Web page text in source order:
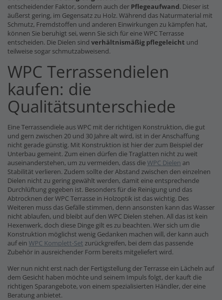
entscheidender Faktor, sondern auch der Pflegeaufwand. Dieser ist
äußerst gering, im Gegensatz zu Holz. Während das Naturmaterial mit
Schmutz, Fremdstoffen und anderen Einwirkungen zu kämpfen hat,
können Sie beruhigt sei, wenn Sie sich für eine WPC Terrasse
entscheiden. Die Dielen sind verhältnismäßig pflegeleicht und
teilweise sogar schmutzabweisend.
WPC Terrassendielen
kaufen: die
Qualitätsunterschiede
Eine Terrassendiele aus WPC mit der richtigen Konstruktion, die gut
und gern zwischen 20 und 30 Jahre alt wird, ist in der Anschaffung
nicht gerade günstig. Mit Konstruktion ist hier der zum Beispiel der
Unterbau gemeint. Zum einen dürfen die Traglatten nicht zu weit
auseinanderstehen, um zu vermeiden, dass dieWPC Dielen an
Stabilität verlieren. Zudem sollte der Abstand zwischen den einzelnen
Dielen nicht zu gering gewählt werden, damit eine entsprechende
Durchlüftung gegeben ist. Besonders für die Reinigung und das
Abtrocknen der WPC Terrasse in Holzoptik ist das wichtig. Des
Weiteren muss das Gefälle stimmen, denn ansonsten kann das Wasser
nicht ablaufen, und bleibt auf den WPC Dielen stehen. All das ist kein
Hexenwerk, doch diese Dinge gilt es zu beachten. Wer sich um die
Konstruktion möglichst wenig Gedanken machen will, der kann auch
auf ein WPC Komplett-Set zurückgreifen, bei dem das passende
Zubehör in ausreichender Form bereits mitgeliefert wird.
Wer nun nicht erst nach der Fertigstellung der Terrasse ein Lächeln auf
dem Gesicht haben möchte und seinem Impuls folgt, der kauft die
richtigen Sparangebote, von einem spezialisierten Händler, der eine
Beratung anbietet.